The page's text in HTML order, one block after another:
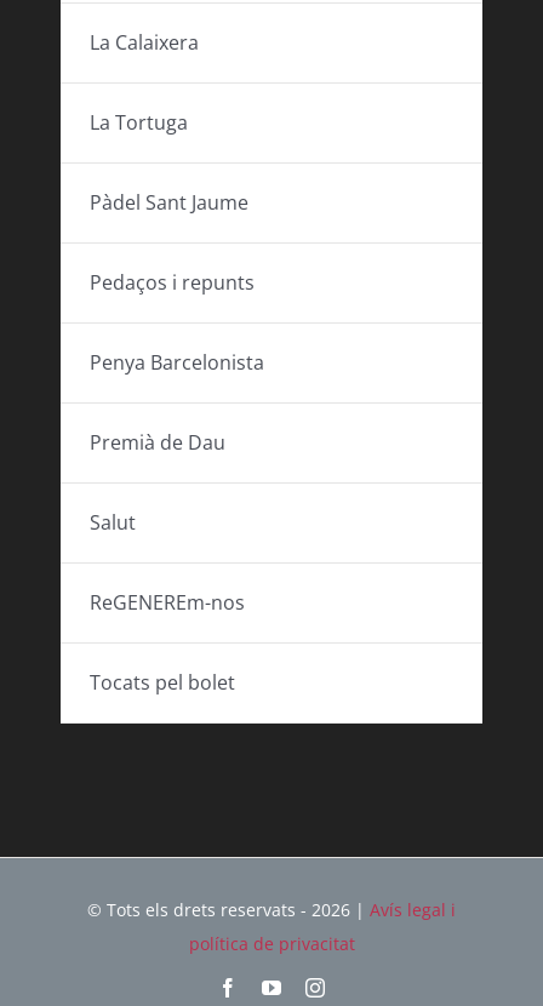
La Calaixera
La Tortuga
Pàdel Sant Jaume
Pedaços i repunts
Penya Barcelonista
Premià de Dau
Salut
ReGENEREm-nos
Tocats pel bolet
© Tots els drets reservats - 2026 | Avís legal i
política de privacitat